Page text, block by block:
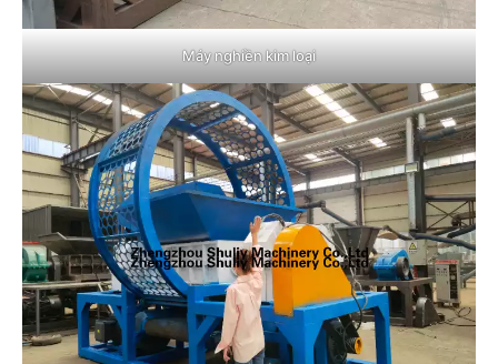
Máy nghiền kim loại